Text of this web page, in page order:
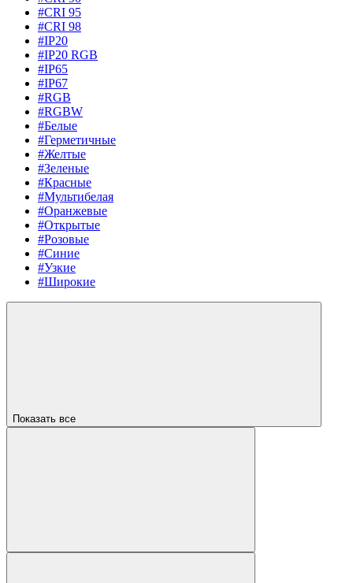
#CRI 95
#CRI 98
#IP20
#IP20 RGB
#IP65
#IP67
#RGB
#RGBW
#Белые
#Герметичные
#Желтые
#Зеленые
#Красные
#Мультибелая
#Оранжевые
#Открытые
#Розовые
#Синие
#Узкие
#Широкие
Показать все